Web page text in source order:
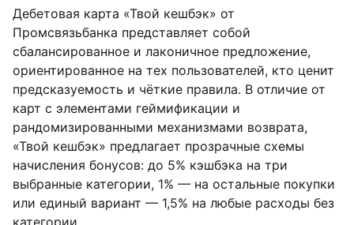
Дебетовая карта «Твой кешбэк» от
Промсвязьбанка представляет собой
сбалансированное и лаконичное предложение,
ориентированное на тех пользователей, кто ценит
предсказуемость и чёткие правила. В отличие от
карт с элементами геймификации и
рандомизированными механизмами возврата,
«Твой кешбэк» предлагает прозрачные схемы
начисления бонусов: до 5% кэшбэка на три
выбранные категории, 1% — на остальные покупки
или единый вариант — 1,5% на любые расходы без
категории.